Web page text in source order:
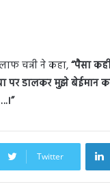
चन्नी ने कहा,“पैसा
पर डालकर मुझे बेईमान
Twitter